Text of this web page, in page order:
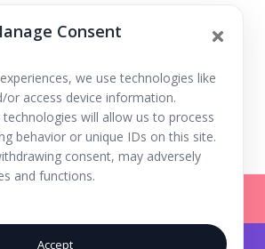
Consent
we use technologies like
access device information.
will allow us to process
behavior or unique IDs on this site.
consent, may adversely
and functions.
Accept
Cei Corrillos Danza en la plaza